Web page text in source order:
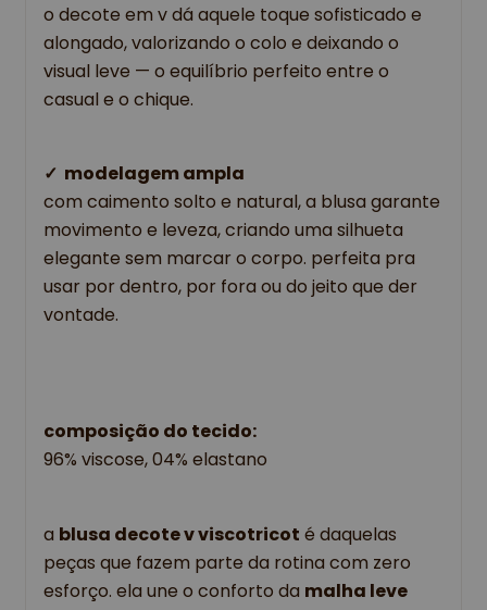
o decote em v dá aquele toque sofisticado e
alongado, valorizando o colo e deixando o
visual leve — o equilíbrio perfeito entre o
casual e o chique.
✓ modelagem ampla
com caimento solto e natural, a blusa garante
movimento e leveza, criando uma silhueta
elegante sem marcar o corpo. perfeita pra
usar por dentro, por fora ou do jeito que der
vontade.
composição do tecido:
96% viscose, 04% elastano
a blusa decote v viscotricot é daquelas
peças que fazem parte da rotina com zero
esforço. ela une o conforto da malha leve